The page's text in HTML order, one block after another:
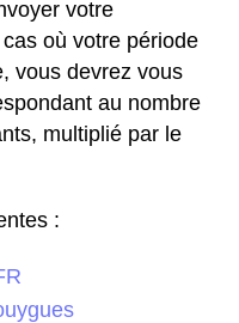
votre
où votre période
vous devrez vous
au nombre
multiplié par le
: